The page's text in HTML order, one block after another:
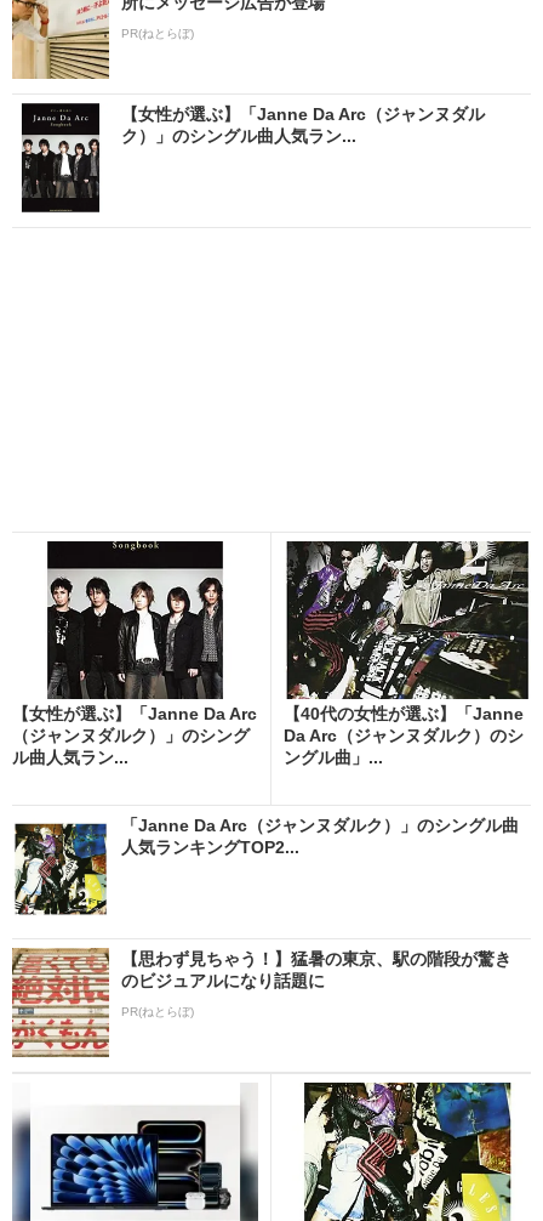
PR(ねとらぼ)
【女性が選ぶ】「Janne Da Arc（ジャンヌダル
ク）」のシングル曲人気ラン...
【女性が選ぶ】「Janne Da Arc
（ジャンヌダルク）」のシング
ル曲人気ラン...
【40代の女性が選ぶ】「Janne
Da Arc（ジャンヌダルク）のシ
ングル曲」...
「Janne Da Arc（ジャンヌダルク）」のシングル曲
人気ランキングTOP2...
【思わず見ちゃう！】猛暑の東京、駅の階段が驚き
のビジュアルになり話題に
PR(ねとらぼ)